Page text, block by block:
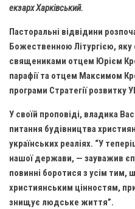
Архистратига
Покрови Пресвятої
Преображенська
Парафія
Золочів)
(Красноград)
Парохії Полтавської
Пресвятої Трійці (м.
Всіх Святих
Свято-Юріївська
Газета Християнський голос
Надруковані числа
Молитви
Галерея
Рух pro-life
екзарх Харківський.
Пасторальні відвідини
Божественною Літургією, яку
священиками отцем Юрієм
парафії та отцем Максимом
програми Стратегії розвитку
У своїй проповіді, владика
питання будівництва
українських реаліях. “У
нашої держави, — зауважив
повинні боротися з усім тим,
християнським цінностям,
знищує людське життя”.